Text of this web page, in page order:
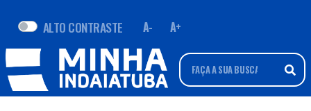
ALTO CONTRASTE A- A+